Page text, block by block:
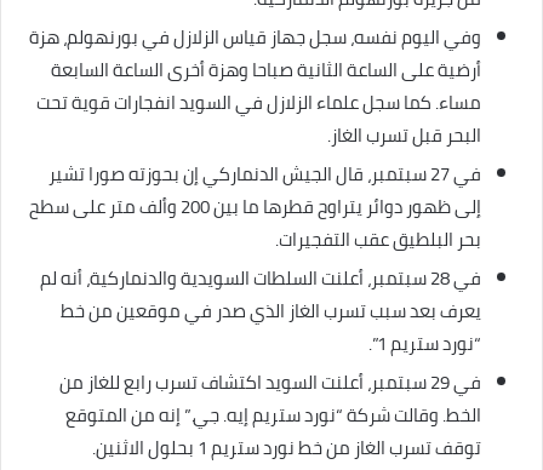
وفي اليوم نفسه، سجل جهاز قياس الزلازل في بورنهولم، هزة
أرضية على الساعة الثانية صباحا وهزة أخرى الساعة السابعة
مساء. كما سجل علماء الزلازل في السويد انفجارات قوية تحت
البحر قبل تسرب الغاز.
في 27 سبتمبر، قال الجيش الدنماركي إن بحوزته صورا تشير
إلى ظهور دوائر يتراوح قطرها ما بين 200 وألف متر على سطح
بحر البلطيق عقب التفجيرات.
في 28 سبتمبر، أعلنت السلطات السويدية والدنماركية، أنه لم
يعرف بعد سبب تسرب الغاز الذي صدر في موقعين من خط
“نورد ستريم 1”.
في 29 سبتمبر، أعلنت السويد اكتشاف تسرب رابع للغاز من
الخط. وقالت شركة “نورد ستريم إيه. جي.” إنه من المتوقع
توقف تسرب الغاز من خط نورد ستريم 1 بحلول الاثنين.